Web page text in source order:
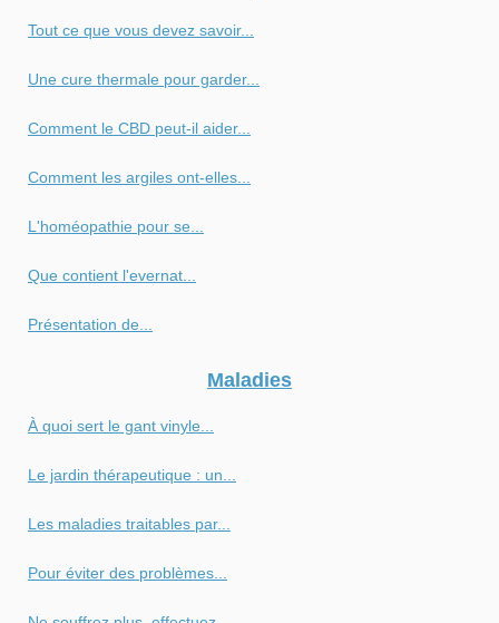
Tout ce que vous devez savoir...
Une cure thermale pour garder...
Comment le CBD peut-il aider...
Comment les argiles ont-elles...
L'homéopathie pour se...
Que contient l'evernat...
Présentation de...
Maladies
À quoi sert le gant vinyle...
Le jardin thérapeutique : un...
Les maladies traitables par...
Pour éviter des problèmes...